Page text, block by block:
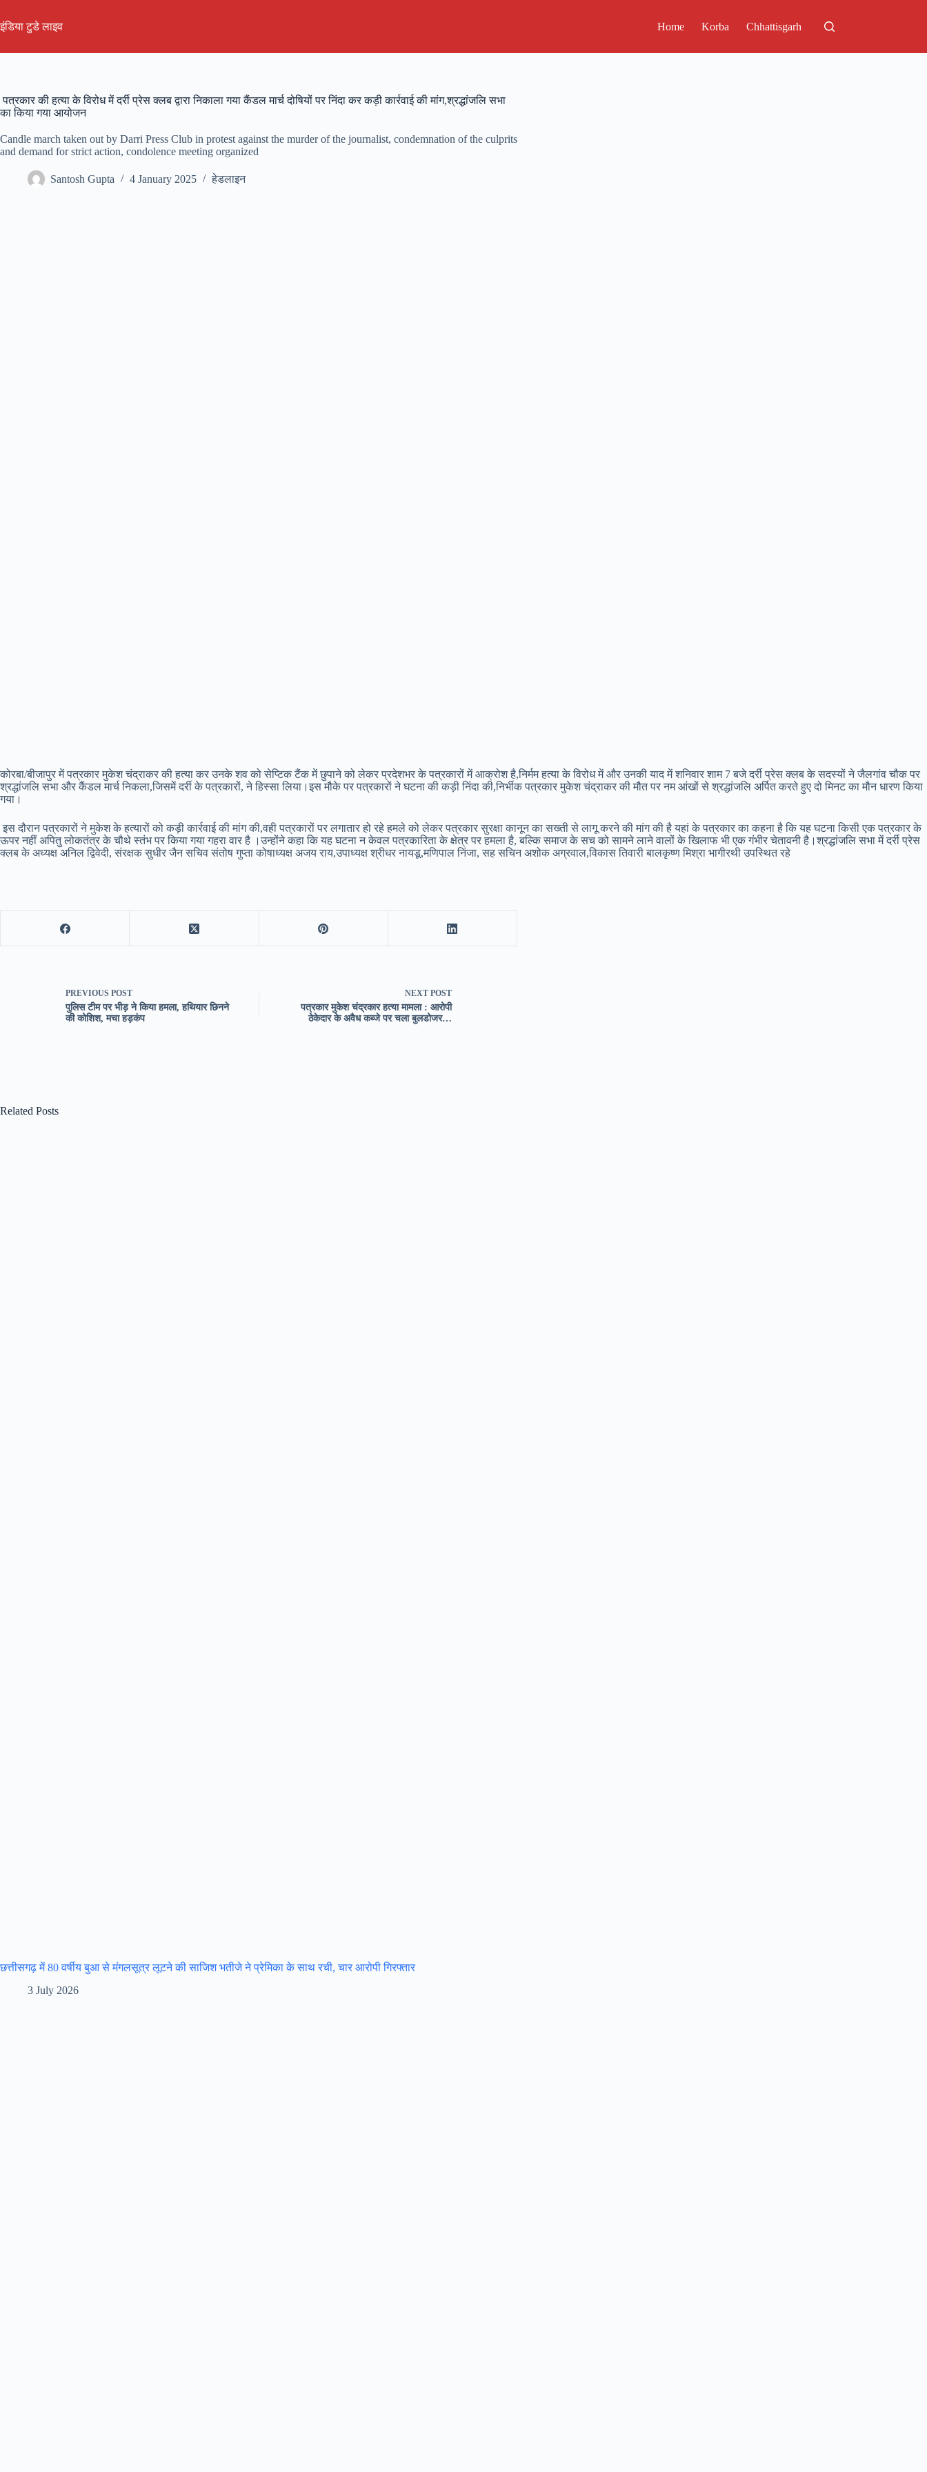
content
इंडिया टुडे लाइव Home Korba Chhattisgarh
पत्रकार की हत्या के विरोध में दर्री प्रेस क्लब द्वारा निकाला गया कैंडल मार्च दोषियों पर निंदा कर कड़ी कार्रवाई की मांग,श्रद्धांजलि सभा
का किया गया आयोजन
Candle march taken out by Darri Press Club in protest against the murder of the journalist, condemnation of the culprits
and demand for strict action, condolence meeting organized
Santosh Gupta 4 January 2025 हेडलाइन
कोरबा/बीजापुर में पत्रकार मुकेश चंद्राकर की हत्या कर उनके शव को सेप्टिक टैंक में छुपाने को लेकर प्रदेशभर के पत्रकारों में आक्रोश है,निर्मम हत्या के विरोध में और उनकी याद में शनिवार शाम 7 बजे दर्री प्रेस क्लब के सदस्यों ने जैलगांव चौक पर
श्रद्धांजलि सभा और कैंडल मार्च निकला,जिसमें दर्री के पत्रकारों, ने हिस्सा लिया।इस मौके पर पत्रकारों ने घटना की कड़ी निंदा की,निर्भीक पत्रकार मुकेश चंद्राकर की मौत पर नम आंखों से श्रद्धांजलि अर्पित करते हुए दो मिनट का मौन धारण किया
गया।
इस दौरान पत्रकारों ने मुकेश के हत्यारों को कड़ी कार्रवाई की मांग की,वही पत्रकारों पर लगातार हो रहे हमले को लेकर पत्रकार सुरक्षा कानून का सख्ती से लागू करने की मांग की है यहां के पत्रकार का कहना है कि यह घटना किसी एक पत्रकार के
ऊपर नहीं अपितु लोकतंत्र के चौथे स्तंभ पर किया गया गहरा वार है ।उन्होंने कहा कि यह घटना न केवल पत्रकारिता के क्षेत्र पर हमला है, बल्कि समाज के सच को सामने लाने वालों के खिलाफ भी एक गंभीर चेतावनी है।श्रद्धांजलि सभा में दर्री प्रेस
क्लब के अध्यक्ष अनिल द्विवेदी, संरक्षक सुधीर जैन सचिव संतोष गुप्ता कोषाध्यक्ष अजय राय,उपाध्यक्ष श्रीधर नायडू,मणिपाल निंजा, सह सचिन अशोक अग्रवाल,विकास तिवारी बालकृष्ण मिश्रा भागीरथी उपस्थित रहे
PREVIOUS POST
पुलिस टीम पर भीड़ ने किया हमला, हथियार छिनने
की कोशिश, मचा हड़कंप
NEXT POST
पत्रकार मुकेश चंद्रकार हत्या मामला : आरोपी
ठेकेदार के अवैध कब्जे पर चला बुलडोजर…
Related Posts
छत्तीसगढ़ में 80 वर्षीय बुआ से मंगलसूत्र लूटने की साजिश भतीजे ने प्रेमिका के साथ रची, चार आरोपी गिरफ्तार
3 July 2026